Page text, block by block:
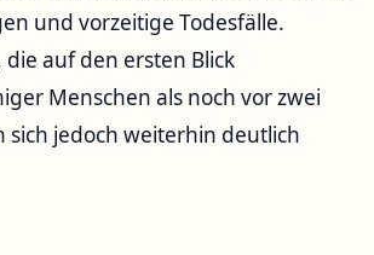
und vorzeitige Todesfälle.
auf den ersten Blick
Menschen als noch vor zwei
sich jedoch weiterhin deutlich